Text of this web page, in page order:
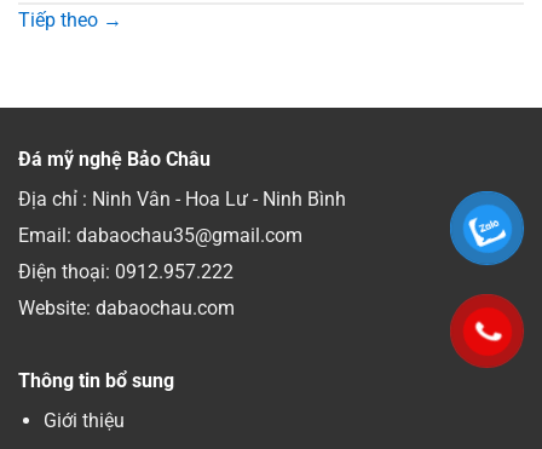
Tiếp theo →
Đá mỹ nghệ Bảo Châu
Địa chỉ : Ninh Vân - Hoa Lư - Ninh Bình
Email: dabaochau35@gmail.com
Điện thoại: 0912.957.222
Website: dabaochau.com
Thông tin bổ sung
Giới thiệu